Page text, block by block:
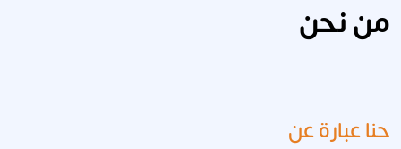
من نحن
حنا عبارة عن